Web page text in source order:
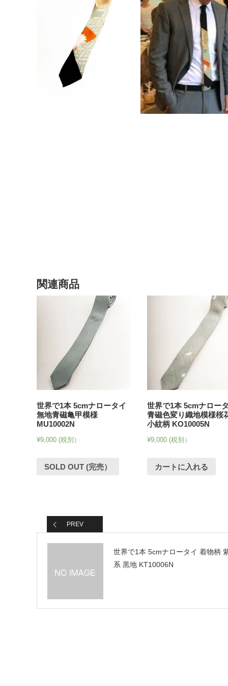
関連商品
世界で1本 5cmナロータイ
無地青磁亀甲模様
MU10002N
¥9,000 (税別）
SOLD OUT (完売）
世界で1本 5cmナロー
青磁色変り織地模様桜
小紋柄 KO10005N
¥9,000 (税別）
カートに入れる
PREV
世界で1本 5cmナロータイ 着物柄
系 黒地 KT10006N